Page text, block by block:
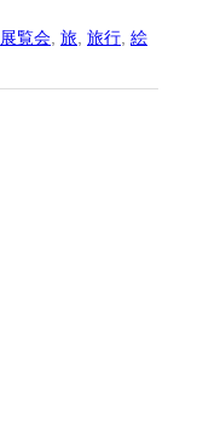
展覧会, 旅, 旅行, 絵